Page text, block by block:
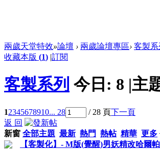
兩歲天堂特效»論壇 › 兩歲論壇專區› 客製系
收藏本版 (1) |訂閱
客製系列 今日: 8 |主
12345678910... 28 / 28 頁下一頁
返 回
新窗 全部主題 最新 熱門 熱帖 精華 更多
【客製化】- M版(覺醒)男妖精改哈爾